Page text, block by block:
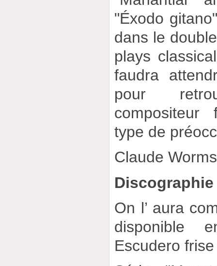
"Éxodo
dans le
plays
faudra
pour
compositeur
type de
Claude Worms
Discographie
On l’ aura
disponible
Escudero frise